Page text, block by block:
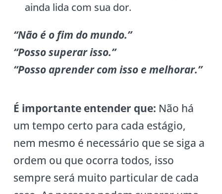
ainda lida com sua dor.
“Não é o fim do mundo.”
“Posso superar isso.”
“Posso aprender com isso e melhorar.”
É importante entender que: Não há
um tempo certo para cada estágio,
nem mesmo é necessário que se siga a
ordem ou que ocorra todos, isso
sempre será muito particular de cada